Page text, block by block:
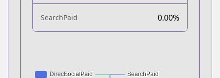
SearchPaid 0.00%